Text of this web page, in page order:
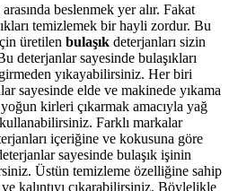
beslenmek yer alır. Fakat
temizlemek bir hayli zordur. Bu
üretilen bulaşık deterjanları sizin
deterjanlar sayesinde bulaşıkları
yıkayabilirsiniz. Her biri
sayesinde elde ve makinede yıkama
kirleri çıkarmak amacıyla yağ
Farklı markalar
içeriğine ve kokusuna göre
sayesinde bulaşık işinin
Üstün temizleme özelliğine sahip
kalıntıyı çıkarabilirsiniz. Böylelikle